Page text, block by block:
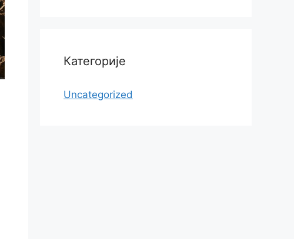
Категорије
Uncategorized